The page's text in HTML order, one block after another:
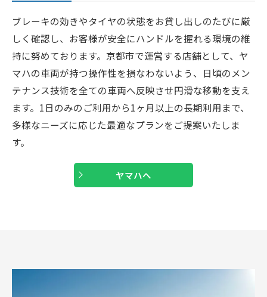
ブレーキの効きやタイヤの状態をお貸し出しのたびに厳
しく確認し、お客様が安全にハンドルを握れる環境の維
持に努めております。京都市で運営する店舗として、ヤ
マハの車両が持つ操作性を損なわないよう、日頃のメン
テナンス技術を全ての車両へ反映させ円滑な移動を支え
ます。1日のみのご利用から1ヶ月以上の長期利用まで、
多様なニーズに応じた最適なプランをご提案いたしま
す。
ヤマハへ